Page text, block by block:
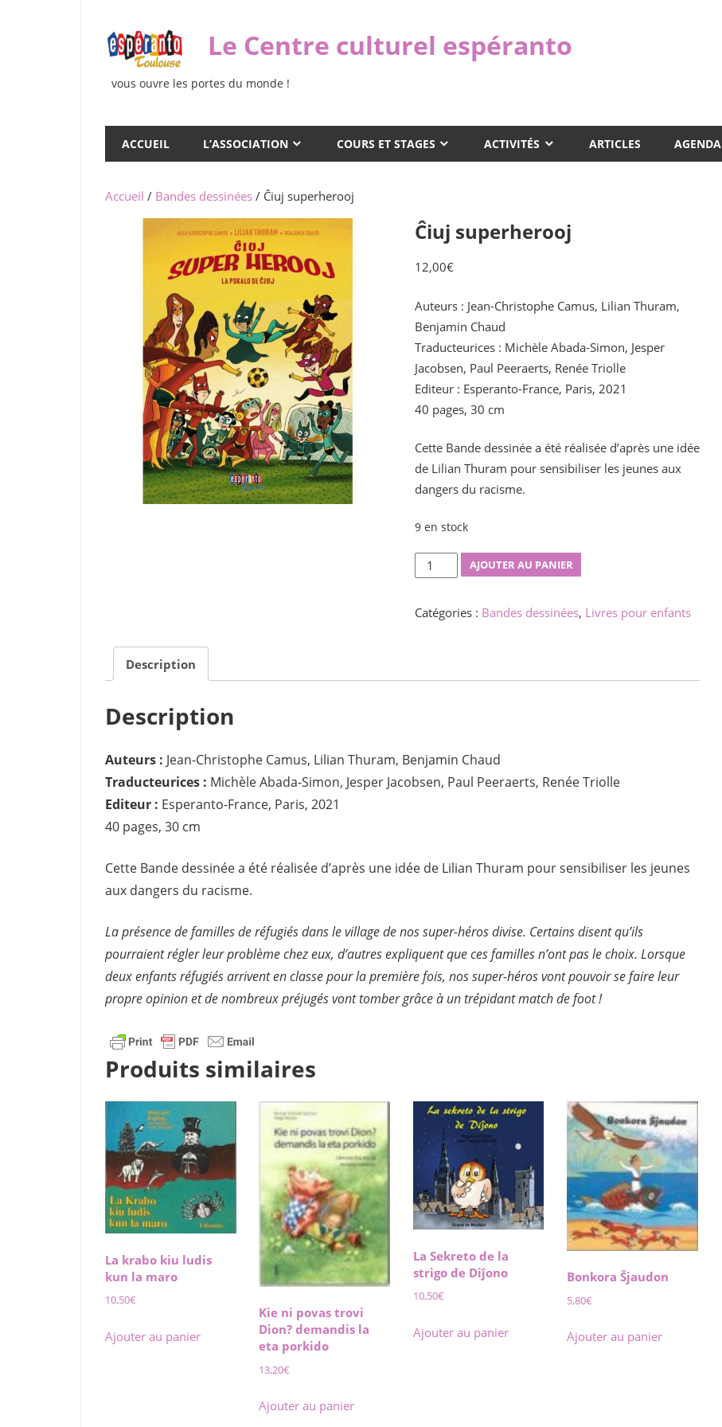
content
Le Centre culturel espéranto
vous ouvre les portes du monde !
ACCUEIL L’ASSOCIATION COURS ET STAGES ACTIVITÉS ARTICLES AGENDA
Accueil / Bandes dessinées / Ĉiuj superherooj
Ĉiuj superherooj
12,00€
Auteurs : Jean-Christophe Camus, Lilian Thuram,
Benjamin Chaud
Traducteurices : Michèle Abada-Simon, Jesper
Jacobsen, Paul Peeraerts, Renée Triolle
Editeur : Esperanto-France, Paris, 2021
40 pages, 30 cm
Cette Bande dessinée a été réalisée d’après une idée
de Lilian Thuram pour sensibiliser les jeunes aux
dangers du racisme.
9 en stock
quantité
de
superherooj
AJOUTER AU PANIER
Catégories : Bandes dessinées, Livres pour enfants
Description
Description
Auteurs : Jean-Christophe Camus, Lilian Thuram, Benjamin Chaud
Traducteurices : Michèle Abada-Simon, Jesper Jacobsen, Paul Peeraerts, Renée Triolle
Editeur : Esperanto-France, Paris, 2021
40 pages, 30 cm
Cette Bande dessinée a été réalisée d’après une idée de Lilian Thuram pour sensibiliser les jeunes
aux dangers du racisme.
La présence de familles de réfugiés dans le village de nos super-héros divise. Certains disent qu’ils
pourraient régler leur problème chez eux, d’autres expliquent que ces familles n’ont pas le choix. Lorsque
deux enfants réfugiés arrivent en classe pour la première fois, nos super-héros vont pouvoir se faire leur
propre opinion et de nombreux préjugés vont tomber grâce à un trépidant match de foot !
Produits similaires
La krabo kiu ludis
kun la maro
10,50€
Ajouter au panier
Kie ni povas trovi
Dion? demandis la
eta porkido
13,20€
Ajouter au panier
La Sekreto de la
strigo de Diĵono
10,50€
Ajouter au panier
Bonkora Ŝjaudon
5,80€
Ajouter au panier